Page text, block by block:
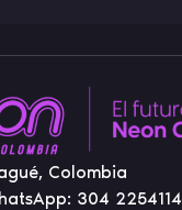
Colombia
304 2254114